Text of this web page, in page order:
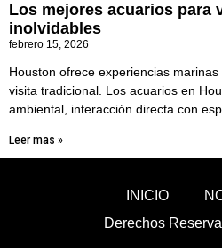
Los mejores acuarios para
inolvidables
febrero 15, 2026
Houston ofrece experiencias
visita tradicional. Los acuarios en
ambiental, interacción directa con
Leer mas »
INICIO
Derechos